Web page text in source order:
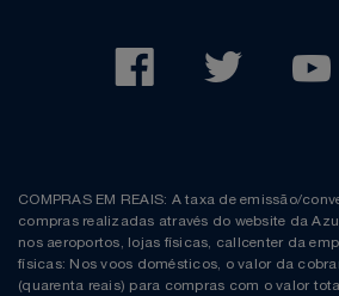
COMPRAS EM REAIS: A taxa de emissão/
compras realizadas através do website da
nos aeroportos, lojas físicas, callcenter da
físicas: Nos voos domésticos, o valor da
(quarenta reais) para compras com o valor